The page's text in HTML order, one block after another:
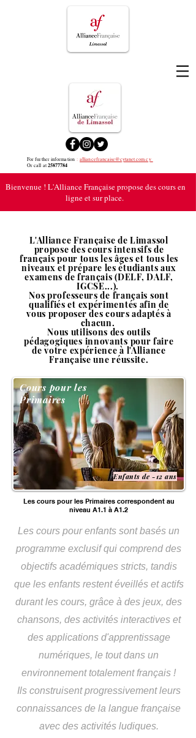
For further information:alliancefrancaise@cytanet.com.cy
Or call at 25877784
Bienvenue ! L'Alliance Française propose des cours en
ligne et sur place.
L'Alliance Française de Limassol
propose des cours intensifs de
français pour tous les âges et tous les
niveaux et prépare les étudiants aux
examens de français (DELF, DALF,
IGCSE...).
Nos professeurs de français sont
qualifiés et expérimentés afin de
vous proposerdes cours adaptés à
chacun.
Nous utilisons des outils
pédagogiques innovants pour faire
de votre expérience à l'Alliance
Française une réussite.
Cours pour les
Primaires
Enfants de -12 ans
Les cours pour les Primaires correspondent au
niveau A1.1 à A1.2
Les cours pour enfants sont basés un
programme exclusif qui comprend des
objectifs académiques stricts, tandis
que les enfants restent éveillés et actifs
durant les cours, grâce à des jeux, des
chansons, des activités interactives et
des applications d'apprentissage
numériques, le tout dans un
environnement totalement français !
Ils construisent progressivement leurs
connaissances de la langue française
avec des activités ludiques.